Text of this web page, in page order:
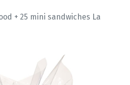
+ 25 mini sandwiches La